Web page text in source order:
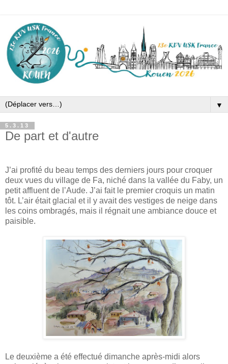
▼
5.3.13
De part et d'autre
J’ai profité du beau temps des derniers jours pour croquer
deux vues du village de Fa, niché dans la vallée du Faby, un
petit affluent de l’Aude. J’ai fait le premier croquis un matin
tôt. L’air était glacial et il y avait des vestiges de neige dans
les coins ombragés, mais il régnait une ambiance douce et
paisible.
Le deuxième a été effectué dimanche après-midi alors